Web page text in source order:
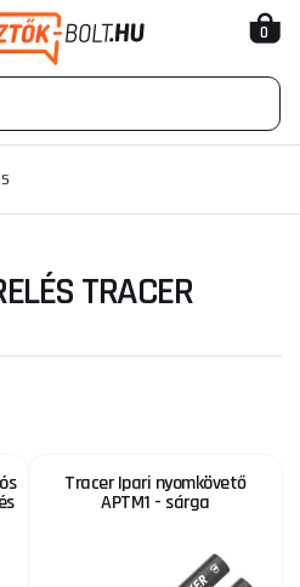
0
TRACER
Tracer Ipari nyomkövető
APTM1 - sárga